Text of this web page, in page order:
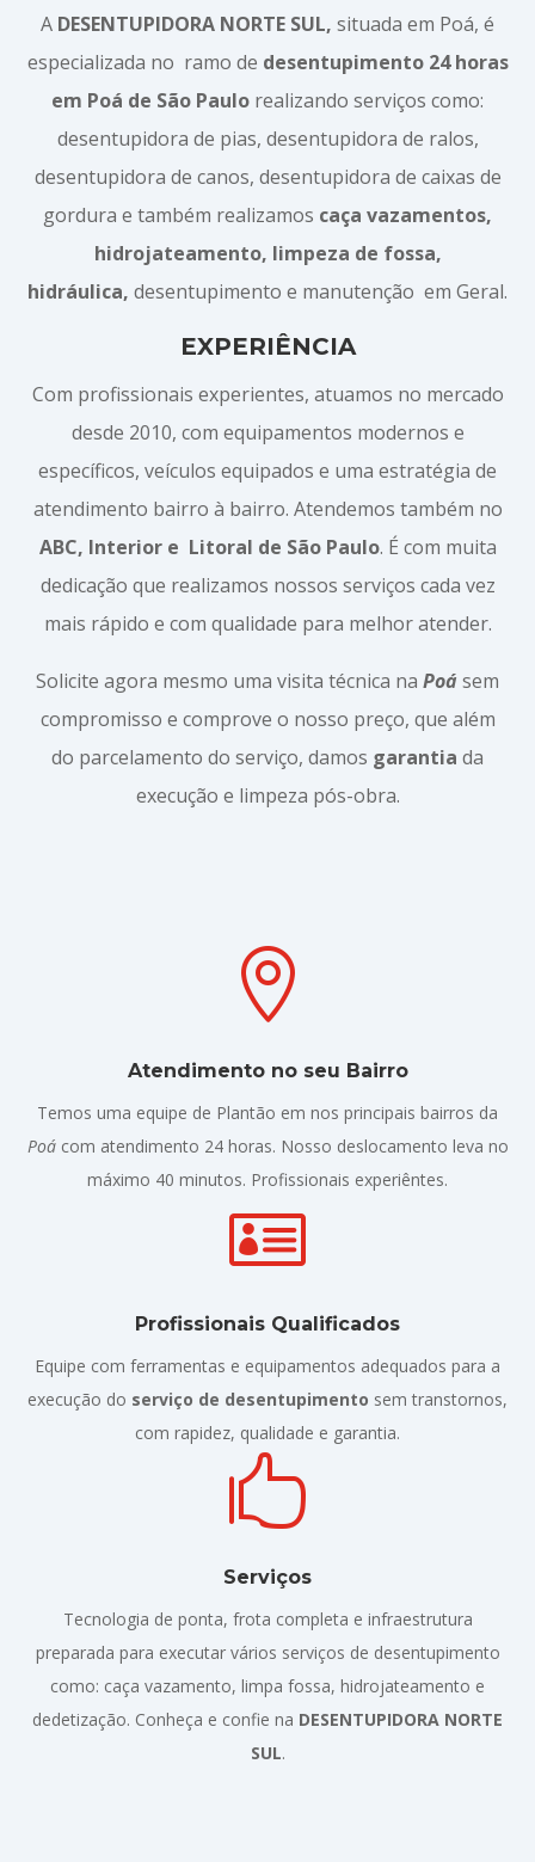
A DESENTUPIDORA NORTE SUL, situada em Poá, é
especializada no ramo de desentupimento 24 horas
em Poá de São Paulo realizando serviços como:
desentupidora de pias, desentupidora de ralos,
desentupidora de canos, desentupidora de caixas de
gordura e também realizamos caça vazamentos,
hidrojateamento, limpeza de fossa,
hidráulica, desentupimento e manutenção em Geral.
EXPERIÊNCIA
Com profissionais experientes, atuamos no mercado
desde 2010, com equipamentos modernos e
específicos, veículos equipados e uma estratégia de
atendimento bairro à bairro. Atendemos também no
ABC, Interior e Litoral de São Paulo. É com muita
dedicação que realizamos nossos serviços cada vez
mais rápido e com qualidade para melhor atender.
Solicite agora mesmo uma visita técnica na Poá sem
compromisso e comprove o nosso preço, que além
do parcelamento do serviço, damos garantia da
execução e limpeza pós-obra.

Atendimento no seu Bairro
Temos uma equipe de Plantão em nos principais bairros da
Poácom atendimento 24 horas. Nosso deslocamento leva no
máximo 40 minutos. Profissionais experiêntes.

Profissionais Qualificados
Equipe com ferramentas e equipamentos adequados para a
execução do serviço de desentupimento sem transtornos,
com rapidez, qualidade e garantia.

Serviços
Tecnologia de ponta, frota completa e infraestrutura
preparada para executar vários serviços de desentupimento
como: caça vazamento, limpa fossa, hidrojateamento e
dedetização. Conheça e confie na DESENTUPIDORA NORTE
SUL.